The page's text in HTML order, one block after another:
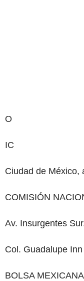
O
IC
Ciudad de México,
COMISIÓN
Av. Insurgentes
Col. Guadalupe
BOLSA